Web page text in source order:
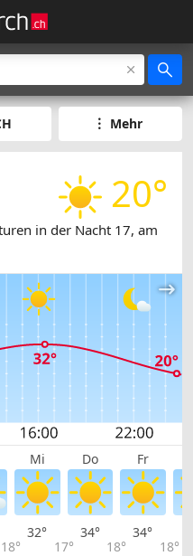
Mehr
20°
in der Nacht 17, am
Mi Do Fr
18°
32°
17°
34°
18°
34°
18°